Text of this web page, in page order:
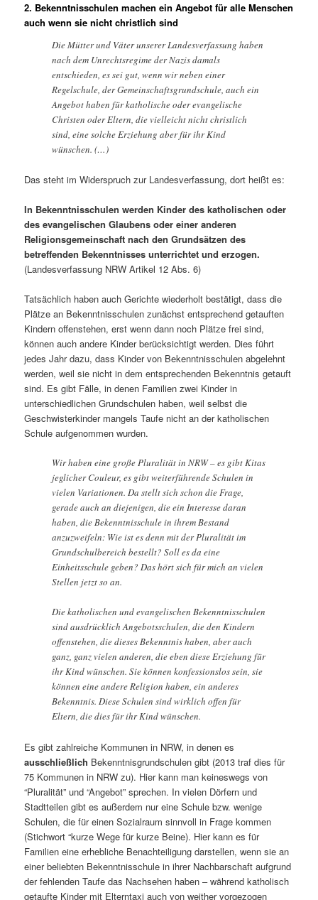
2. Bekenntnisschulen machen ein Angebot für alle Menschen
auch wenn sie nicht christlich sind
Die Mütter und Väter unserer Landesverfassung haben
nach dem Unrechtsregime der Nazis damals
entschieden, es sei gut, wenn wir neben einer
Regelschule, der Gemeinschaftsgrundschule, auch ein
Angebot haben für katholische oder evangelische
Christen oder Eltern, die vielleicht nicht christlich
sind, eine solche Erziehung aber für ihr Kind
wünschen. (…)
Das steht im Widerspruch zur Landesverfassung, dort heißt es:
In Bekenntnisschulen werden Kinder des katholischen oder
des evangelischen Glaubens oder einer anderen
Religionsgemeinschaft nach den Grundsätzen des
betreffenden Bekenntnisses unterrichtet und erzogen.
(Landesverfassung NRW Artikel 12 Abs. 6)
Tatsächlich haben auch Gerichte wiederholt bestätigt, dass die
Plätze an Bekenntnisschulen zunächst entsprechend getauften
Kindern offenstehen, erst wenn dann noch Plätze frei sind,
können auch andere Kinder berücksichtigt werden. Dies führt
jedes Jahr dazu, dass Kinder von Bekenntnisschulen abgelehnt
werden, weil sie nicht in dem entsprechenden Bekenntnis getauft
sind. Es gibt Fälle, in denen Familien zwei Kinder in
unterschiedlichen Grundschulen haben, weil selbst die
Geschwisterkinder mangels Taufe nicht an der katholischen
Schule aufgenommen wurden.
Wir haben eine große Pluralität in NRW – es gibt Kitas
jeglicher Couleur, es gibt weiterführende Schulen in
vielen Variationen. Da stellt sich schon die Frage,
gerade auch an diejenigen, die ein Interesse daran
haben, die Bekenntnisschule in ihrem Bestand
anzuzweifeln: Wie ist es denn mit der Pluralität im
Grundschulbereich bestellt? Soll es da eine
Einheitsschule geben? Das hört sich für mich an vielen
Stellen jetzt so an.
Die katholischen und evangelischen Bekenntnisschulen
sind ausdrücklich Angebotsschulen, die den Kindern
offenstehen, die dieses Bekenntnis haben, aber auch
ganz, ganz vielen anderen, die eben diese Erziehung für
ihr Kind wünschen. Sie können konfessionslos sein, sie
können eine andere Religion haben, ein anderes
Bekenntnis. Diese Schulen sind wirklich offen für
Eltern, die dies für ihr Kind wünschen.
Es gibt zahlreiche Kommunen in NRW, in denen es
ausschließlich Bekenntnisgrundschulen gibt (2013 traf dies für
75 Kommunen in NRW zu). Hier kann man keineswegs von
“Pluralität” und “Angebot” sprechen. In vielen Dörfern und
Stadtteilen gibt es außerdem nur eine Schule bzw. wenige
Schulen, die für einen Sozialraum sinnvoll in Frage kommen
(Stichwort “kurze Wege für kurze Beine). Hier kann es für
Familien eine erhebliche Benachteiligung darstellen, wenn sie an
einer beliebten Bekenntnisschule in ihrer Nachbarschaft aufgrund
der fehlenden Taufe das Nachsehen haben – während katholisch
getaufte Kinder mit Elterntaxi auch von weither vorgezogen